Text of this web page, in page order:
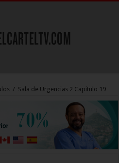
/ Sala de Urgencias 2 Capitulo 19